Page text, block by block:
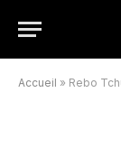
Accueil » Rebo Tchulo